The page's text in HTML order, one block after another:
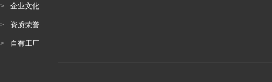
> 企业文化
> 资质荣誉
> 自有工厂